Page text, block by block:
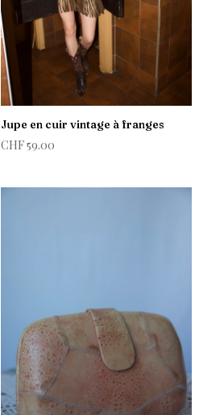
Jupe en cuir vintage à franges
CHF59.00